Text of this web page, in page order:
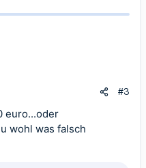
#3
euro...oder
wohl was falsch